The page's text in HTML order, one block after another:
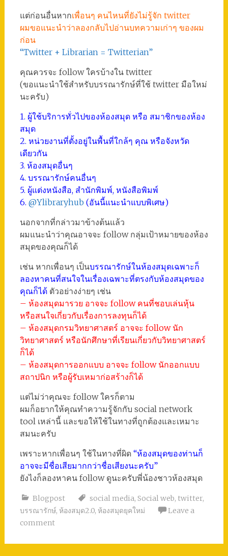
แต่ก่อนอื่นหากเพื่อนๆ คนไหนที่ยังไม่รู้จัก twitter
ผมขอแนะนำว่าลองกลับไปอ่านบทความเก่าๆ ของผม
ก่อน
“Twitter + Librarian = Twitterian”
คุณควรจะ follow ใครบ้างใน twitter
(ขอแนะนำใช้สำหรับบรรณารักษ์ที่ใช้ twitter มือใหม่
นะครับ)
1. ผู้ใช้บริการทั่วไปของห้องสมุด หรือ สมาชิกของห้อง
สมุด
2. หน่วยงานที่ตั้งอยู่ในพื้นที่ใกล้ๆ คุณ หรือจังหวัด
เดียวกัน
3. ห้องสมุดอื่นๆ
4. บรรณารักษ์คนอื่นๆ
5. ผู้แต่งหนังสือ, สำนักพิมพ์, หนังสือพิมพ์
6. @Ylibraryhub (อันนี้แนะนำแบบพิเศษ)
นอกจากที่กล่าวมาข้างต้นแล้ว
ผมแนะนำว่าคุณอาจจะ follow กลุ่มเป้าหมายของห้อง
สมุดของคุณก็ได้
เช่น หากเพื่อนๆ เป็นบรรณารักษ์ในห้องสมุดเฉพาะก็
ลองหาคนที่สนใจในเรื่องเฉพาะที่ตรงกับห้องสมุดของ
คุณก็ได้ตัวอย่างง่ายๆ เช่น
– ห้องสมุดมารวย อาจจะ follow คนที่ชอบเล่นหุ้น
หรือสนใจเกี่ยวกับเรื่องการลงทุนก็ได้
– ห้องสมุดกรมวิทยาศาสตร์ อาจจะ follow นัก
วิทยาศาสตร์ หรือนักศึกษาที่เรียนเกี่ยวกับวิทยาศาสตร์
ก็ได้
– ห้องสมุดการออกแบบ อาจจะ follow นักออกแบบ
สถาปนิก หรือผู้รับเหมาก่อสร้างก็ได้
แต่ไม่ว่าคุณจะ follow ใครก็ตาม
ผมก็อยากให้คุณทำความรู้จักกับ social network
tool เหล่านี้ และขอให้ใช้ในทางที่ถูกต้องและเหมาะ
สมนะครับ
เพราะหากเพื่อนๆ ใช้ในทางที่ผิด“ห้องสมุดของท่านก็
อาจจะมีชื่อเสียมากกว่าชื่อเสียงนะครับ”
ยังไงก็ลองหาคน follow ดูนะครับพี่น้องชาวห้องสมุด
Blogpost social media, Social web, twitter,
บรรณารักษ์, ห้องสมุด2.0, ห้องสมุดยุคใหม่
Leave a
comment